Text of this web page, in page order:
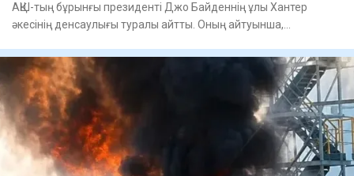
АҚШ-тың бұрынғы президенті Джо Байденнің ұлы Хантер
әкесінің денсаулығы туралы айтты. Оның айтуынша,